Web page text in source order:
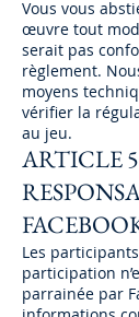
Vous vous
œuvre tout
serait pas
règlement.
moyens
vérifier la
au jeu.
ARTICLE
Les
participation
parrainée par